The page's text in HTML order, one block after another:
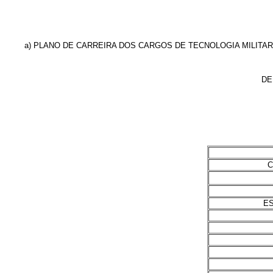
a) PLANO DE CARREIRA DOS CARGOS DE TECNOLOGIA MILITAR